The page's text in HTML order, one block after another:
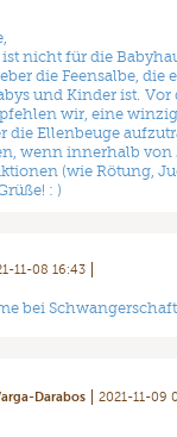
ist nicht für die
die Feensalbe, die
und Kinder ist. Vor
wir, eine
die Ellenbeuge
wenn innerhalb von
(wie Rötung,
: )
11-08 16:43
bei
Darabos 2021-11-09